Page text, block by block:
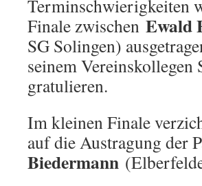
Terminschwierigkeiten
Finale zwischen Ewald
SG Solingen)
seinem Vereinskollegen
gratulieren.
Im kleinen Finale
auf die Austragung der
Biedermann